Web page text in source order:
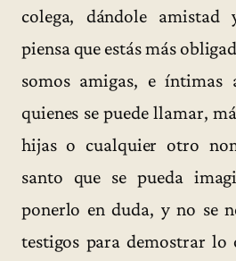
colega, dándole amistad
piensa que estás más
somos amigas, e íntimas
quienes se puede llamar,
hijas o cualquier otro
santo que se pueda
ponerlo en duda, y no se
testigos para demostrar lo